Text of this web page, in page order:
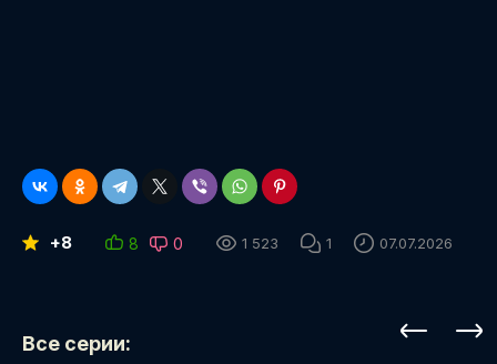
+8 8 0 1 523 1 07.07.2026
Все серии: